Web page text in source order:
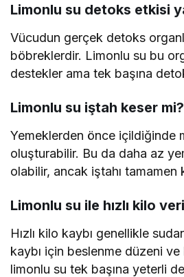
Limonlu su detoks etkisi
Vücudun gerçek detoks
böbreklerdir. Limonlu su bu
destekler ama tek başına
Limonlu su iştah keser mi?
Yemeklerden önce içildiğinde
oluşturabilir. Bu da daha az
olabilir, ancak iştahı tamamen
Limonlu su ile hızlı kilo
Hızlı kilo kaybı genellikle
kaybı için beslenme düzeni ve
limonlu su tek başına yeterli